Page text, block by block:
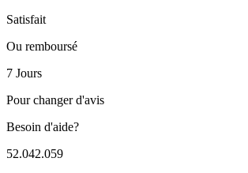
Satisfait
Ou remboursé
7 Jours
Pour changer d'avis
Besoin d'aide?
52.042.059